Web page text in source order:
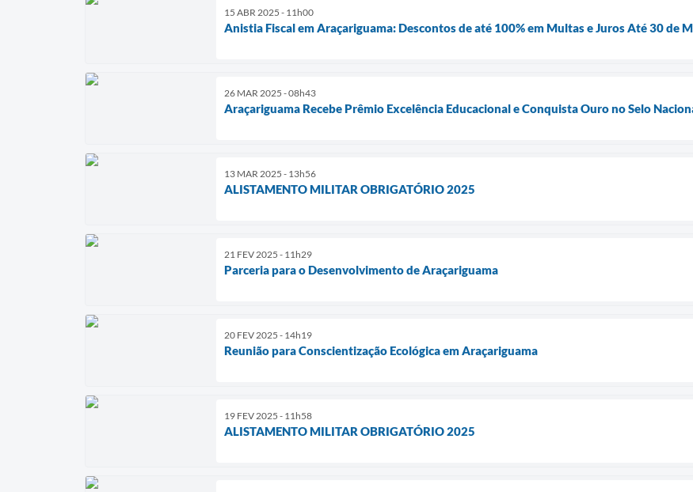
15 ABR 2025 - 11h00
Anistia Fiscal em Araçariguama: Descontos de até 100% em Multas e Juros Até 30 de
26 MAR 2025 - 08h43
Araçariguama Recebe Prêmio Excelência Educacional e Conquista Ouro no Selo
13 MAR 2025 - 13h56
ALISTAMENTO MILITAR OBRIGATÓRIO 2025
21 FEV 2025 - 11h29
Parceria para o Desenvolvimento de Araçariguama
20 FEV 2025 - 14h19
Reunião para Conscientização Ecológica em Araçariguama
19 FEV 2025 - 11h58
ALISTAMENTO MILITAR OBRIGATÓRIO 2025